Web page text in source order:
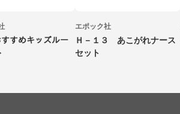
すめキッズルー
エポック社
Ｈ－１３ あこがれナース
セット